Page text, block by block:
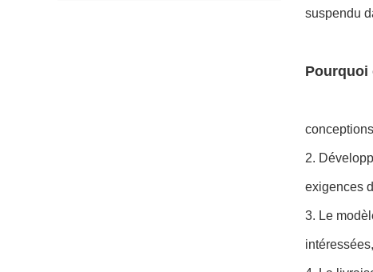
suspendu
Pourquoi
2.
exigences
3. Le